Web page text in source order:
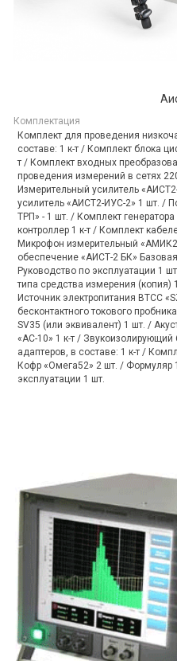
Комплектация
Комплект для проведения
составе: 1 к-т / Комплект блока
т / Комплект входных
проведения измерений в сетях
Измерительный усилитель
усилитель «АИСТ2-ИУС-2» 1 шт. /
ТРП» - 1 шт. / Комплект
контроллер 1 к-т / Комплект
Микрофон измерительный
обеспечение «АИСТ-2 БК»
Руководство по эксплуатации 1
типа средства измерения
Источник электропитания ВТСС
бесконтактного токового
SV35 (или эквивалент) 1 шт. /
«АС-10» 1 к-т /
адаптеров, в составе: 1 к-т /
Кофр «Омега52» 2 шт. / Формуляр
эксплуатации 1 шт.